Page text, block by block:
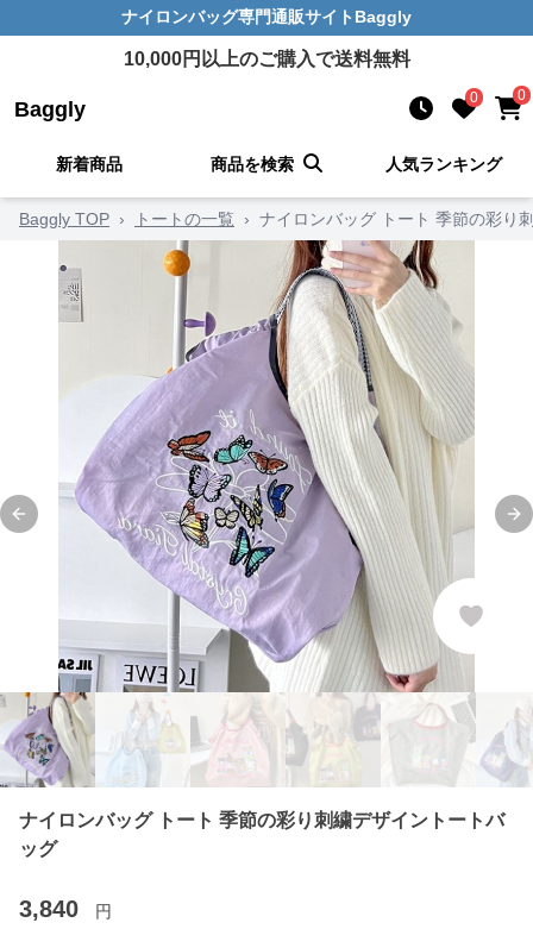
ナイロンバッグ専門通販サイト Baggly
10,000円以上のご購入で送料無料
Baggly 0 0
新着商品 商品を検索 人気ランキング
Baggly TOP › トートの一覧 › ナイロンバッグ トート 季節の彩り
Previous slide
ナイロンバッグ トート 季節の彩り刺繍デザイントートバ
ッグ
3,840 円